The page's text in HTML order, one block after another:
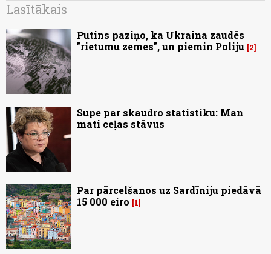
Lasītākais
Putins paziņo, ka Ukraina zaudēs
"rietumu zemes", un piemin Poliju 2
Supe par skaudro statistiku: Man
mati ceļas stāvus
Par pārcelšanos uz Sardīniju piedāvā
15 000 eiro
1